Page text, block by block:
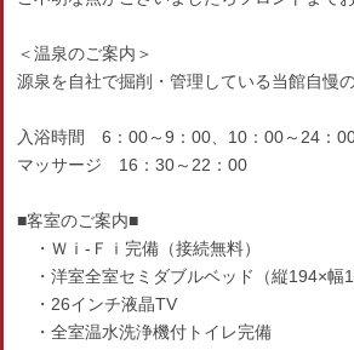
＜温泉のご案内＞
源泉を自社で掘削・管理している当館自慢
入浴時間 6：00～9：00、10：00～24：
マッサージ 16：30～22：00
■客室のご案内■
・Ｗｉ-Ｆｉ完備（接続無料）
・洋室全室セミダブルベッド（縦194×幅
・26インチ液晶TV
・全室温水洗浄機付トイレ完備